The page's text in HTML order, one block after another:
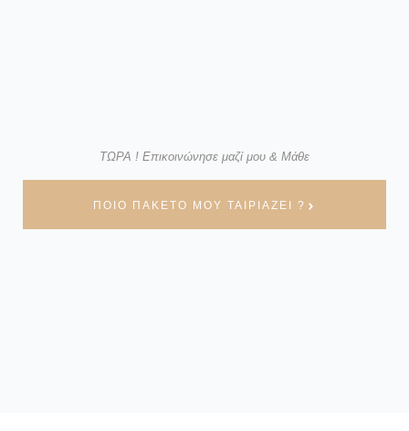
ΤΩΡΑ ! Επικοινώνησε μαζί μου & Μάθε
ΠΟΙΟ ΠΑΚΕΤΟ ΜΟΥ ΤΑΙΡΙΑΖΕΙ ?